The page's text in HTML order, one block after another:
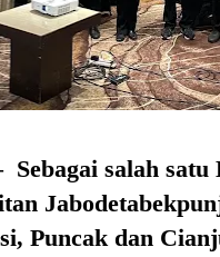
salah satu
Puncak dan